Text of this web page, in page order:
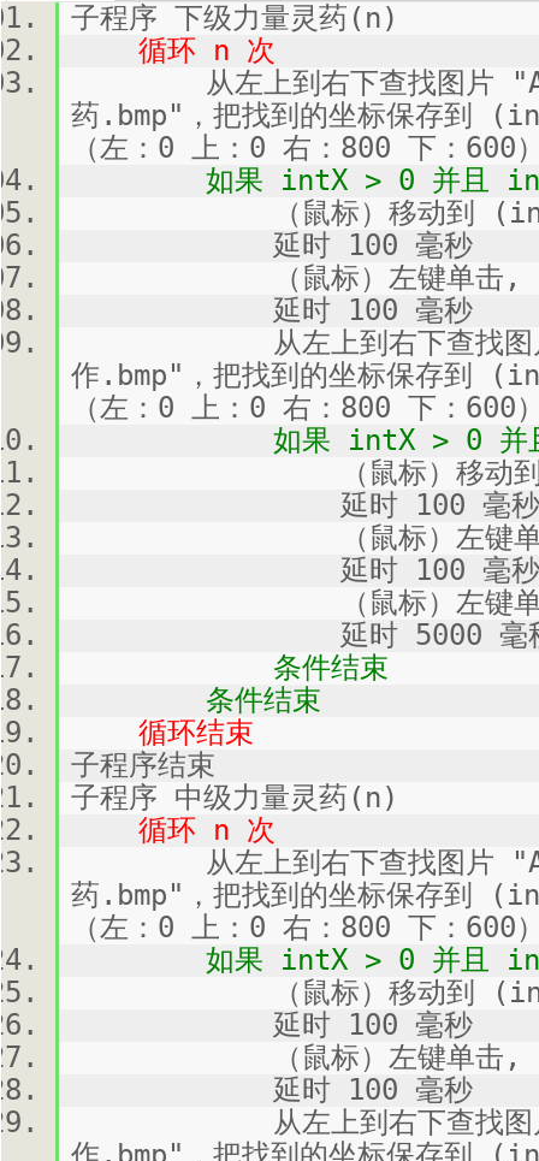
子程序 下级力量灵药(n)
循环 n 次
从左上到右下查找图片
药.bmp"，把找到的坐标保存到
（左：0 上：0 右：800 下：600
如果 intX > 0 并且
（鼠标）移动到
延时 100 毫秒
（鼠标）左键单击,
延时 100 毫秒
从左上到右下查找图片
作.bmp"，把找到的坐标保存到
（左：0 上：0 右：800 下：600
如果 intX > 0 并且
（鼠标）移动到
延时 100 毫秒
（鼠标）左键单
延时 100 毫秒
（鼠标）左键单
延时 5000 毫
条件结束
条件结束
循环结束
子程序结束
子程序 中级力量灵药(n)
循环 n 次
从左上到右下查找图片
药.bmp"，把找到的坐标保存到
（左：0 上：0 右：800 下：600
如果 intX > 0 并且
（鼠标）移动到
延时 100 毫秒
（鼠标）左键单击,
延时 100 毫秒
从左上到右下查找图片